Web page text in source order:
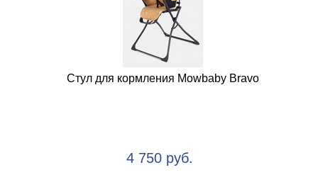
Стул для кормления Mowbaby Bravo
4 750 руб.